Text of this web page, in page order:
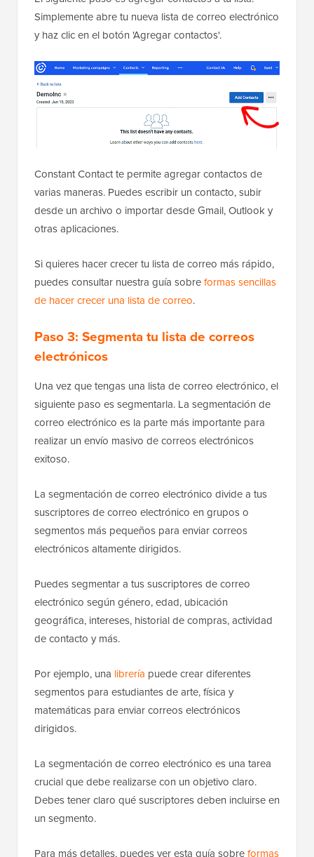
Simplemente abre tu nueva lista de correo electrónico
y haz clic en el botón 'Agregar contactos'.
Constant Contact te permite agregar contactos de
varias maneras. Puedes escribir un contacto, subir
desde un archivo o importar desde Gmail, Outlook y
otras aplicaciones.
Si quieres hacer crecer tu lista de correo más rápido,
puedes consultar nuestra guía sobreformas sencillas
de hacer crecer una lista de correo.
Paso 3: Segmenta tu lista de correos
electrónicos
Una vez que tengas una lista de correo electrónico, el
siguiente paso es segmentarla. La segmentación de
correo electrónico es la parte más importante para
realizar un envío masivo de correos electrónicos
exitoso.
La segmentación de correo electrónico divide a tus
suscriptores de correo electrónico en grupos o
segmentos más pequeños para enviar correos
electrónicos altamente dirigidos.
Puedes segmentar a tus suscriptores de correo
electrónico según género, edad, ubicación
geográfica, intereses, historial de compras, actividad
de contacto y más.
Por ejemplo, una librería puede crear diferentes
segmentos para estudiantes de arte, física y
matemáticas para enviar correos electrónicos
dirigidos.
La segmentación de correo electrónico es una tarea
crucial que debe realizarse con un objetivo claro.
Debes tener claro qué suscriptores deben incluirse en
un segmento.
Para más detalles, puedes ver esta guía sobreformas